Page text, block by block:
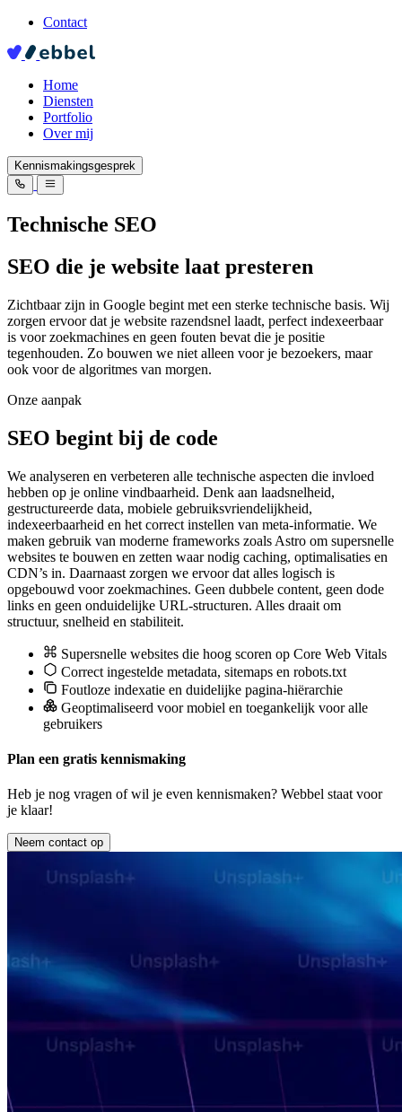
Contact
Home
Diensten
Portfolio
Over mij
Kennismakingsgesprek
Technische SEO
SEO die je website laat presteren
Zichtbaar zijn in Google begint met een sterke technische basis. Wij
zorgen ervoor dat je website razendsnel laadt, perfect indexeerbaar
is voor zoekmachines en geen fouten bevat die je positie
tegenhouden. Zo bouwen we niet alleen voor je bezoekers, maar
ook voor de algoritmes van morgen.
Onze aanpak
SEO begint bij de code
We analyseren en verbeteren alle technische aspecten die invloed
hebben op je online vindbaarheid. Denk aan laadsnelheid,
gestructureerde data, mobiele gebruiksvriendelijkheid,
indexeerbaarheid en het correct instellen van meta-informatie. We
maken gebruik van moderne frameworks zoals Astro om supersnelle
websites te bouwen en zetten waar nodig caching, optimalisaties en
CDN’s in. Daarnaast zorgen we ervoor dat alles logisch is
opgebouwd voor zoekmachines. Geen dubbele content, geen dode
links en geen onduidelijke URL-structuren. Alles draait om
structuur, snelheid en stabiliteit.
Supersnelle websites die hoog scoren op Core Web Vitals
Correct ingestelde metadata, sitemaps en robots.txt
Foutloze indexatie en duidelijke pagina-hiërarchie
Geoptimaliseerd voor mobiel en toegankelijk voor alle
gebruikers
Plan een gratis kennismaking
Heb je nog vragen of wil je even kennismaken? Webbel staat voor
je klaar!
Neem contact op